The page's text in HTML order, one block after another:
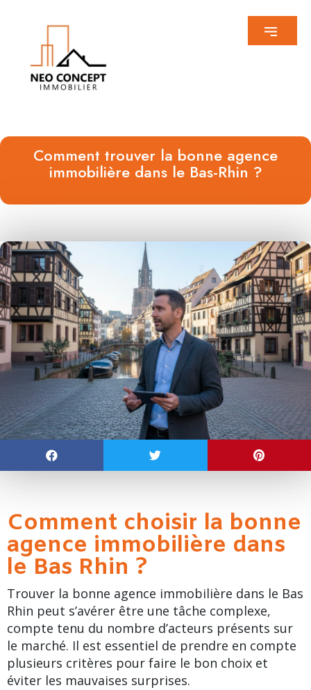
Comment trouver la bonne agence
immobilière dans le Bas-Rhin ?
Comment choisir la bonne
agence immobilière dans
le Bas Rhin ?
Trouver la bonne agence immobilière dans le Bas
Rhin peut s’avérer être une tâche complexe,
compte tenu du nombre d’acteurs présents sur
le marché. Il est essentiel de prendre en compte
plusieurs critères pour faire le bon choix et
éviter les mauvaises surprises.